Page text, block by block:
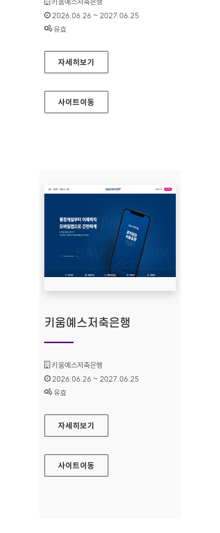
인증기간 :
2026.06.26 ~ 2027.06.25
상태 :
유효
키움예스저축은행(모바일웹)
자세히보기
사이트이동
키움예스저축은행
기관명 :
키움예스저축은행
인증기간 :
2026.06.26 ~ 2027.06.25
상태 :
유효
키움예스저축은행
자세히보기
사이트이동